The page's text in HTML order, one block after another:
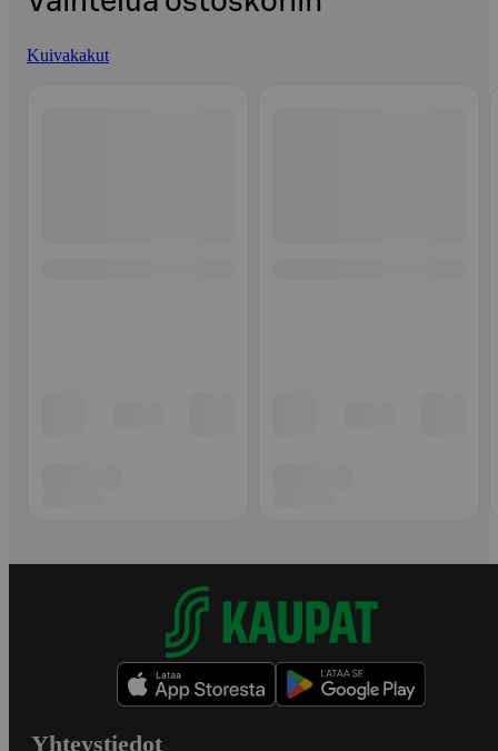
Kuivakakut
Yhteystiedot